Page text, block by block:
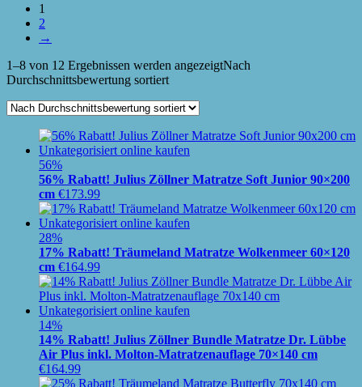
1
2
→
1–8 von 12 Ergebnissen werden angezeigtNach
Durchschnittsbewertung sortiert
56%
56% Rabatt! Julius Zöllner Matratze Soft Junior 90×200
cm €173.99
28%
17% Rabatt! Träumeland Matratze Wolkenmeer 60×120
cm €164.99
14%
14% Rabatt! Julius Zöllner Bundle Matratze Dr. Lübbe
Air Plus inkl. Molton-Matratzenauflage 70×140 cm
€164.99